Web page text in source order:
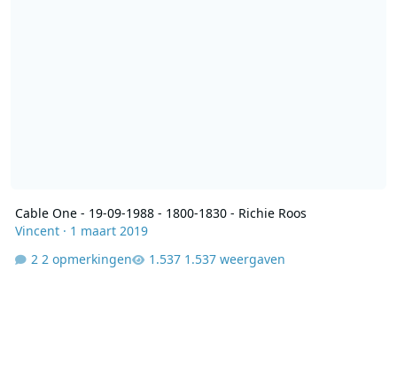
Cable One - 19-09-1988 - 1800-1830 - Richie Roos
Vincent· 1 maart 2019
2 opmerkingen
1.537 weergaven